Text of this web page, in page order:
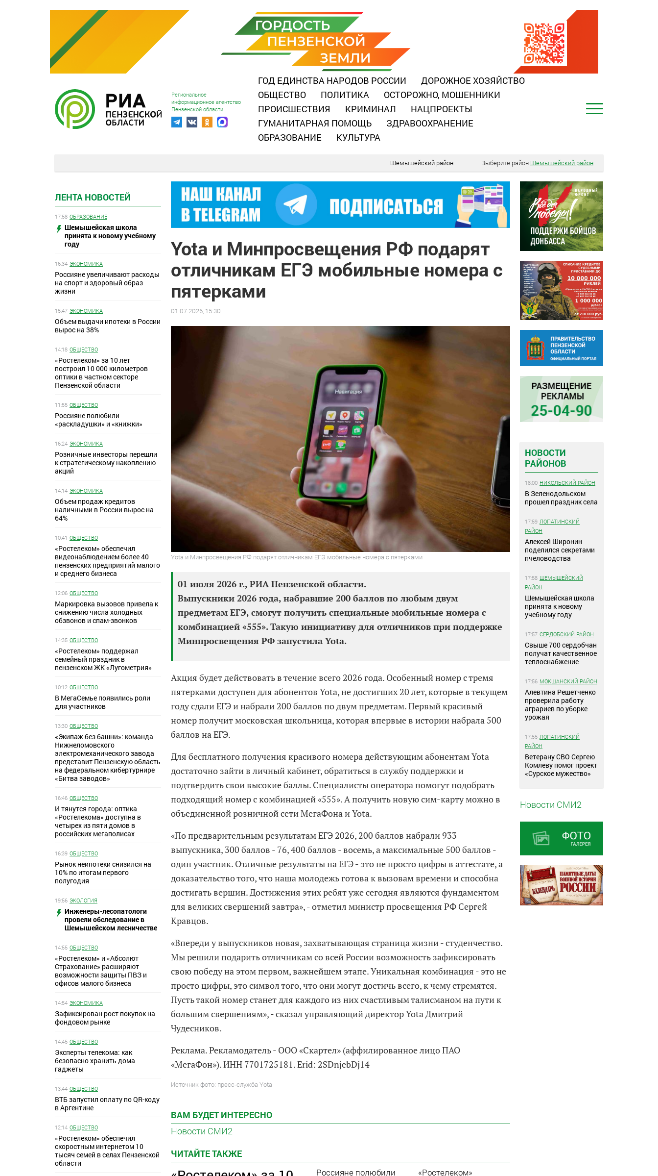
Региональное
информационное агентство
Пензенской области
ГОД ЕДИНСТВА НАРОДОВ РОССИИ
ДОРОЖНОЕ ХОЗЯЙСТВО
ОБЩЕСТВО
ПОЛИТИКА
ОСТОРОЖНО, МОШЕННИКИ
ПРОИСШЕСТВИЯ
КРИМИНАЛ
НАЦПРОЕКТЫ
ГУМАНИТАРНАЯ ПОМОЩЬ
ЗДРАВООХРАНЕНИЕ
ОБРАЗОВАНИЕ
КУЛЬТУРА
Шемышейский район Выберите район Шемышейский район
ЛЕНТА НОВОСТЕЙ
17:58 ОБРАЗОВАНИЕ
Шемышейская школа
принята к новому учебному
году
16:34 ЭКОНОМИКА
Россияне увеличивают расходы
на спорт и здоровый образ
жизни
15:47 ЭКОНОМИКА
Объем выдачи ипотеки в России
вырос на 38%
14:18 ОБЩЕСТВО
«Ростелеком» за 10 лет
построил 10 000 километров
оптики в частном секторе
Пензенской области
11:55 ОБЩЕСТВО
Россияне полюбили
«раскладушки» и «книжки»
16:24 ЭКОНОМИКА
Розничные инвесторы перешли
к стратегическому накоплению
акций
14:14 ЭКОНОМИКА
Объем продаж кредитов
наличными в России вырос на
64%
10:41 ОБЩЕСТВО
«Ростелеком» обеспечил
видеонаблюдением более 40
пензенских предприятий малого
и среднего бизнеса
12:06 ОБЩЕСТВО
Маркировка вызовов привела к
снижению числа холодных
обзвонов и спам-звонков
14:35 ОБЩЕСТВО
«Ростелеком» поддержал
семейный праздник в
пензенском ЖК «Лугометрия»
10:12 ОБЩЕСТВО
В МегаСемье появились роли
для участников
13:30 ОБЩЕСТВО
«Экипаж без башни»: команда
Нижнеломовского
электромеханического завода
представит Пензенскую область
на федеральном кибертурнире
«Битва заводов»
16:46 ОБЩЕСТВО
И тянутся города: оптика
«Ростелекома» доступна в
четырех из пяти домов в
российских мегаполисах
16:39 ОБЩЕСТВО
Рынок неипотеки снизился на
10% по итогам первого
полугодия
19:56 ЭКОЛОГИЯ
Инженеры-лесопатологи
провели обследование в
Шемышейском лесничестве
14:55 ОБЩЕСТВО
«Ростелеком» и «Абсолют
Страхование» расширяют
возможности защиты ПВЗ и
офисов малого бизнеса
14:54 ЭКОНОМИКА
Зафиксирован рост покупок на
фондовом рынке
14:45 ОБЩЕСТВО
Эксперты телекома: как
безопасно хранить дома
гаджеты
13:44 ОБЩЕСТВО
ВТБ запустил оплату по QR-коду
в Аргентине
12:14 ОБЩЕСТВО
«Ростелеком» обеспечил
скоростным интернетом 10
тысяч семей в селах Пензенской
области
Yota и Минпросвещения РФ подарят
отличникам ЕГЭ мобильные номера с
пятерками
01.07.2026, 15:30
Yota и Минпросвещения РФ подарят отличникам ЕГЭ мобильные номера с пятерками
01 июля 2026 г., РИА Пензенской области.
Выпускники 2026 года, набравшие 200 баллов по любым двум
предметам ЕГЭ, смогут получить специальные мобильные номера с
комбинацией «555». Такую инициативу для отличников при поддержке
Минпросвещения РФ запустила Yota.
Акция будет действовать в течение всего 2026 года. Особенный номер с тремя
пятерками доступен для абонентов Yota, не достигших 20 лет, которые в текущем
году сдали ЕГЭ и набрали 200 баллов по двум предметам. Первый красивый
номер получит московская школьница, которая впервые в истории набрала 500
баллов на ЕГЭ.
Для бесплатного получения красивого номера действующим абонентам Yota
достаточно зайти в личный кабинет, обратиться в службу поддержки и
подтвердить свои высокие баллы. Специалисты оператора помогут подобрать
подходящий номер с комбинацией «555». А получить новую сим-карту можно в
объединенной розничной сети МегаФона и Yota.
«По предварительным результатам ЕГЭ 2026, 200 баллов набрали 933
выпускника, 300 баллов - 76, 400 баллов - восемь, а максимальные 500 баллов -
один участник. Отличные результаты на ЕГЭ - это не просто цифры в аттестате, а
доказательство того, что наша молодежь готова к вызовам времени и способна
достигать вершин. Достижения этих ребят уже сегодня являются фундаментом
для великих свершений завтра», - отметил министр просвещения РФ Сергей
Кравцов.
«Впереди у выпускников новая, захватывающая страница жизни - студенчество.
Мы решили подарить отличникам со всей России возможность зафиксировать
свою победу на этом первом, важнейшем этапе. Уникальная комбинация - это не
просто цифры, это символ того, что они могут достичь всего, к чему стремятся.
Пусть такой номер станет для каждого из них счастливым талисманом на пути к
большим свершениям», - сказал управляющий директор Yota Дмитрий
Чудесников.
Реклама. Рекламодатель - ООО «Скартел» (аффилированное лицо ПАО
«МегаФон»). ИНН 7701725181. Erid: 2SDnjebDj14
Источник фото: пресс-служба Yota
ВАМ БУДЕТ ИНТЕРЕСНО
Новости СМИ2
ЧИТАЙТЕ ТАКЖЕ
Россияне полюбили
«Ростелеком»
НОВОСТИ
РАЙОНОВ
18:00 НИКОЛЬСКИЙ РАЙОН
В Зеленодольском
прошел праздник села
17:59 ЛОПАТИНСКИЙ
РАЙОН
Алексей Широнин
поделился секретами
пчеловодства
17:58 ШЕМЫШЕЙСКИЙ
РАЙОН
Шемышейская школа
принята к новому
учебному году
17:57 СЕРДОБСКИЙ РАЙОН
Свыше 700 сердобчан
получат качественное
теплоснабжение
17:56 МОКШАНСКИЙ РАЙОН
Алевтина Решетченко
проверила работу
аграриев по уборке
урожая
17:55 ЛОПАТИНСКИЙ
РАЙОН
Ветерану СВО Сергею
Комлеву помог проект
«Сурское мужество»
Новости СМИ2